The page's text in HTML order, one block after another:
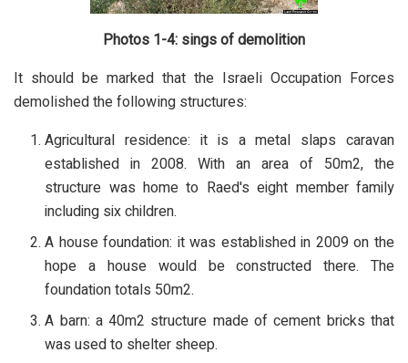
Photos 1-4: sings of demolition
It should be marked that the Israeli Occupation Forces
demolished the following structures:
Agricultural residence: it is a metal slaps caravan
established in 2008. With an area of 50m2, the
structure was home to Raed's eight member family
including six children.
A house foundation: it was established in 2009 on the
hope a house would be constructed there. The
foundation totals 50m2.
A barn: a 40m2 structure made of cement bricks that
was used to shelter sheep.